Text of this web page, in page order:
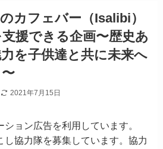
カフェバー（Isalibi）
援できる企画〜歴史あ
を子供達と共に未来へ
2021年7月15日
ョン広告を利用しています。
協力隊を募集しています。協力